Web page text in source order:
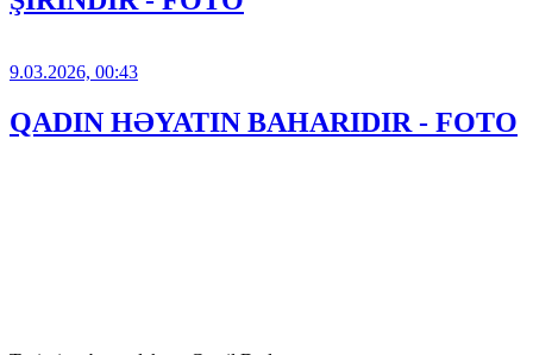
9.03.2026, 00:43
QADIN HƏYATIN BAHARIDIR - FOTO